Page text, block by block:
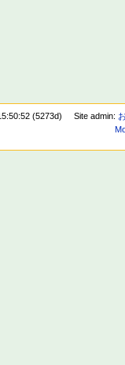
(5273d) Site admin: